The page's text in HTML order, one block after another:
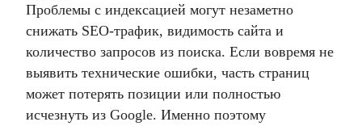
Проблемы с индексацией могут незаметно
снижать SEO-трафик, видимость сайта и
количество запросов из поиска. Если вовремя не
выявить технические ошибки, часть страниц
может потерять позиции или полностью
исчезнуть из Google. Именно поэтому